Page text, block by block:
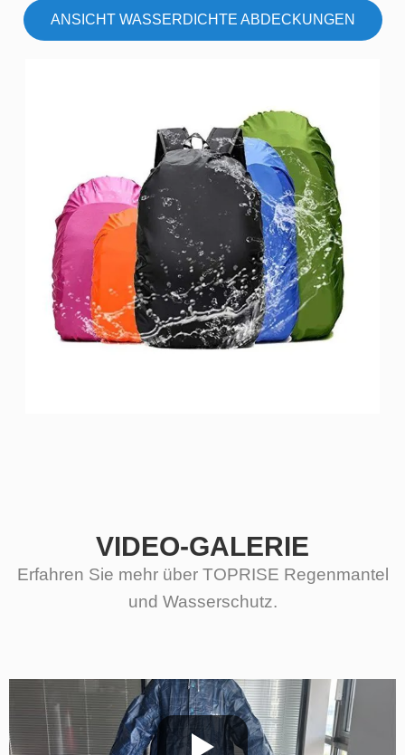
ANSICHT WASSERDICHTE ABDECKUNGEN
VIDEO-GALERIE
Erfahren Sie mehr über TOPRISE Regenmantel
und Wasserschutz.